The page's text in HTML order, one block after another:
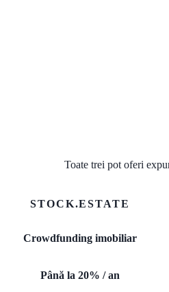
Toate trei pot oferi
STOCK.ESTATE
Crowdfunding imobiliar
Până la 20% / an